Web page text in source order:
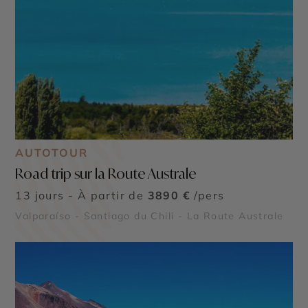
AUTOTOUR
Road trip sur la Route Australe
13 jours - À partir de 3890 € /pers
Valparaíso - Santiago du Chili - La Route Australe